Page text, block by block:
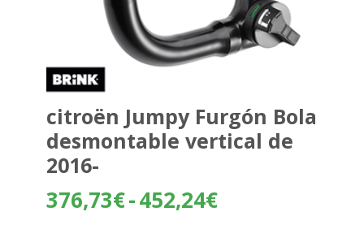
citroën Jumpy Furgón Bola
desmontable vertical de
2016-
376,73€-452,24€Rango